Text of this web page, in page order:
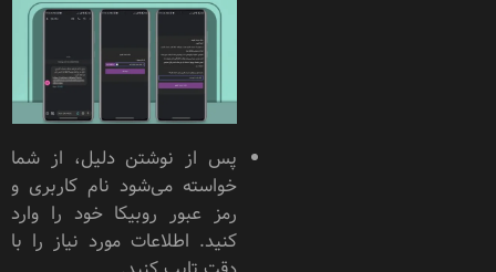
پس از نوشتن دلیل، از شما
خواسته می‌شود نام کاربری و
رمز عبور روبیکا خود را وارد
کنید. اطلاعات مورد نیاز را با